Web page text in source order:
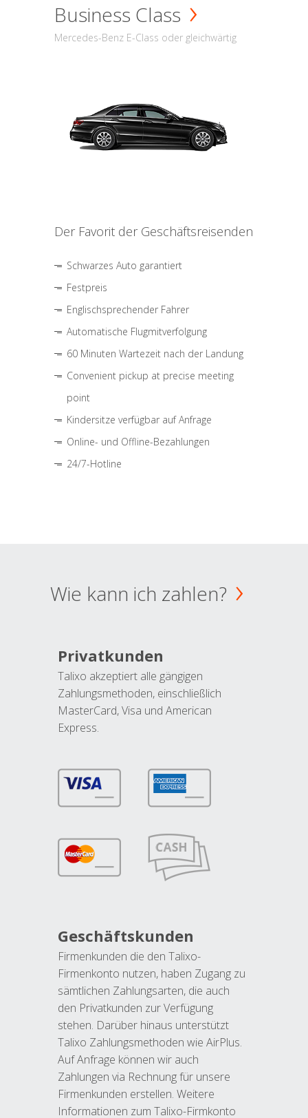
Business Class
Mercedes-Benz E-Class oder gleichwärtig
Der Favorit der Geschäftsreisenden
Schwarzes Auto garantiert
Festpreis
Englischsprechender Fahrer
Automatische Flugmitverfolgung
60 Minuten Wartezeit nach der Landung
Convenient pickup at precise meeting
point
Kindersitze verfügbar auf Anfrage
Online- und Offline-Bezahlungen
24/7-Hotline
Wie kann ich zahlen?
Privatkunden
Talixo akzeptiert alle gängigen
Zahlungsmethoden, einschließlich
MasterCard, Visa und American
Express.
Geschäftskunden
Firmenkunden die den Talixo-
Firmenkonto nutzen, haben Zugang zu
sämtlichen Zahlungsarten, die auch
den Privatkunden zur Verfügung
stehen. Darüber hinaus unterstützt
Talixo Zahlungsmethoden wie AirPlus.
Auf Anfrage können wir auch
Zahlungen via Rechnung für unsere
Firmenkunden erstellen. Weitere
Informationen zum Talixo-Firmkonto